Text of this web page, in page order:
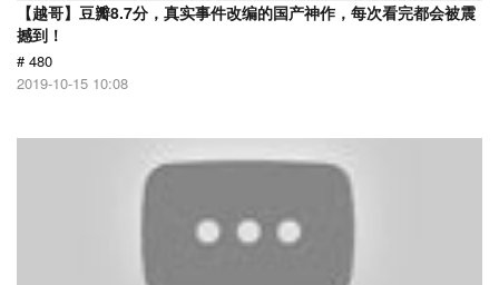
【越哥】豆瓣8.7分，真实事件改编的国产神作，每次看完都会被震
撼到！
# 480
2019-10-15 10:08